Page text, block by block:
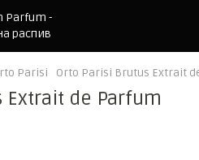
Parisi Orto Parisi Brutus Extrait
Extrait de Parfum